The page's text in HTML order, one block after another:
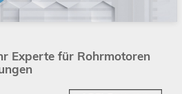
Experte für Rohrmotoren